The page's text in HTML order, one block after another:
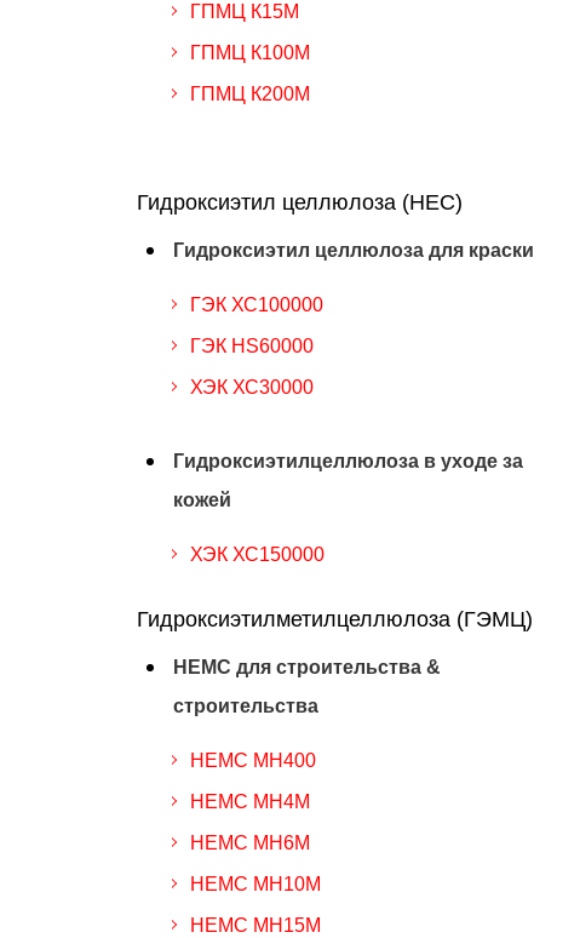
ГПМЦ К15М
ГПМЦ К100М
ГПМЦ К200М
Гидроксиэтил целлюлоза (HEC)
Гидроксиэтил целлюлоза для краски
ГЭК ХС100000
ГЭК HS60000
ХЭК ХС30000
Гидроксиэтилцеллюлоза в уходе за
кожей
ХЭК ХС150000
Гидроксиэтилметилцеллюлоза (ГЭМЦ)
HEMC для строительства &
строительства
HEMC MH400
HEMC MH4M
HEMC MH6M
HEMC MH10M
HEMC MH15M